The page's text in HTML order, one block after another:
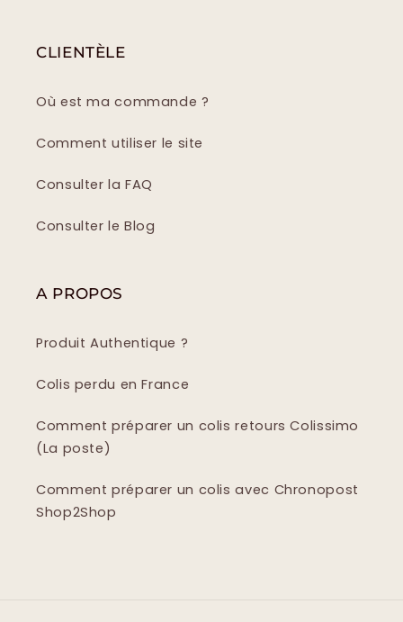
CLIENTÈLE
Où est ma commande ?
Comment utiliser le site
Consulter la FAQ
Consulter le Blog
A PROPOS
Produit Authentique ?
Colis perdu en France
Comment préparer un colis retours Colissimo
(La poste)
Comment préparer un colis avec Chronopost
Shop2Shop